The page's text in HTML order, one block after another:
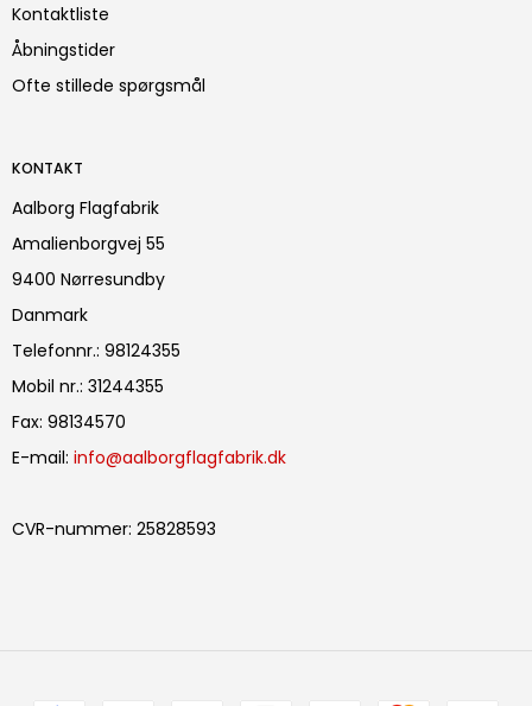
Kontaktliste
Åbningstider
Ofte stillede spørgsmål
KONTAKT
Aalborg Flagfabrik
Amalienborgvej 55
9400 Nørresundby
Danmark
Telefonnr.: 98124355
Mobil nr.: 31244355
Fax: 98134570
E-mail: info@aalborgflagfabrik.dk
CVR-nummer: 25828593